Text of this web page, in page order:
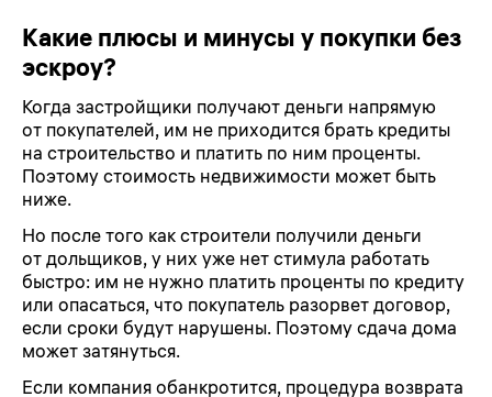
Какие плюсы и минусы у покупки без
эскроу?
Когда застройщики получают деньги напрямую
от покупателей, им не приходится брать кредиты
на строительство и платить по ним проценты.
Поэтому стоимость недвижимости может быть
ниже.
Но после того как строители получили деньги
от дольщиков, у них уже нет стимула работать
быстро: им не нужно платить проценты по кредиту
или опасаться, что покупатель разорвет договор,
если сроки будут нарушены. Поэтому сдача дома
может затянуться.
Если компания обанкротится, процедура возврата